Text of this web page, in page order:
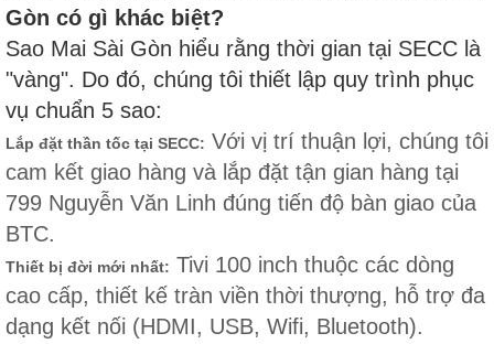
Gòn có gì khác biệt?
Sao Mai Sài Gòn hiểu rằng thời gian tại SECC là
"vàng". Do đó, chúng tôi thiết lập quy trình phục
vụ chuẩn 5 sao:
Lắp đặt thần tốc tại SECC: Với vị trí thuận lợi, chúng tôi
cam kết giao hàng và lắp đặt tận gian hàng tại
799 Nguyễn Văn Linh đúng tiến độ bàn giao của
BTC.
Thiết bị đời mới nhất: Tivi 100 inch thuộc các dòng
cao cấp, thiết kế tràn viền thời thượng, hỗ trợ đa
dạng kết nối (HDMI, USB, Wifi, Bluetooth).